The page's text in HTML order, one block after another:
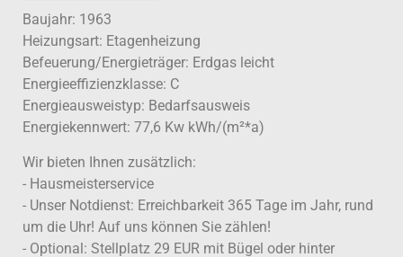
Baujahr: 1963
Heizungsart: Etagenheizung
Befeuerung/Energieträger: Erdgas leicht
Energieeffizienzklasse: C
Energieausweistyp: Bedarfsausweis
Energiekennwert: 77,6 Kw kWh/(m²*a)
Wir bieten Ihnen zusätzlich:
- Hausmeisterservice
- Unser Notdienst: Erreichbarkeit 365 Tage im Jahr, rund
um die Uhr! Auf uns können Sie zählen!
- Optional: Stellplatz 29 EUR mit Bügel oder hinter